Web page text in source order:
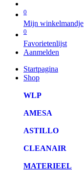
0
Mijn winkelmandje
0
Favorietenlijst
Aanmelden
Startpagina
Shop
WLP
AMESA
ASTILLO
CLEANAIR
MATERIEEL